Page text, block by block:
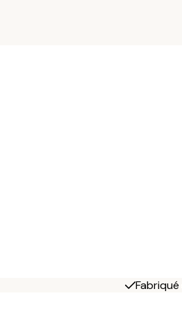
Fabriqué